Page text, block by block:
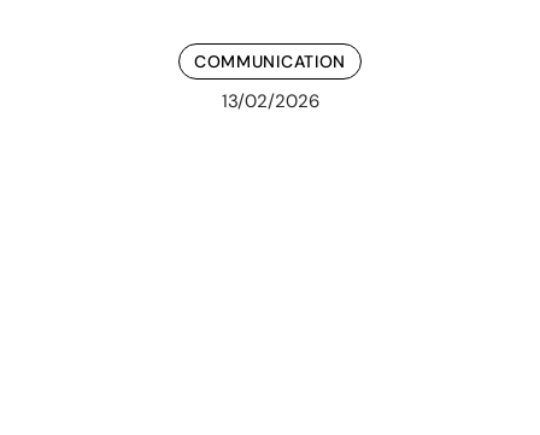
COMMUNICATION
13/02/2026